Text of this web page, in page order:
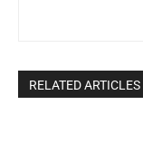
RELATED ARTICLES